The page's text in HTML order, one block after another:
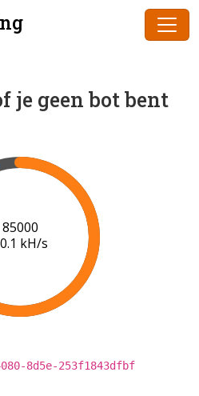
je geen bot bent
87000
kH/s
8d5e-253f1843dfbf